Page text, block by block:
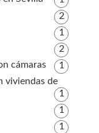
2
1
2
cámaras
1
viviendas de
1
1
1